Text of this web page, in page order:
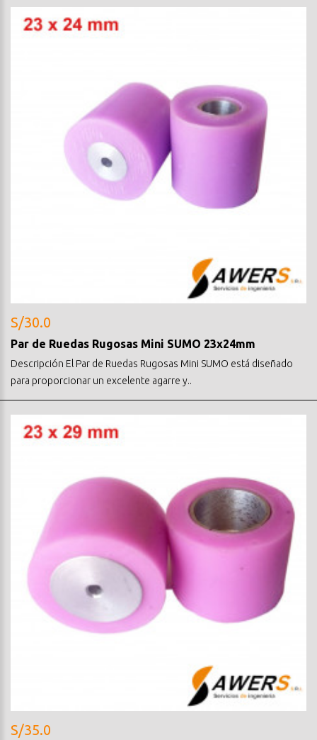
S/30.0
Par de Ruedas Rugosas Mini SUMO 23x24mm
Descripción El Par de Ruedas Rugosas Mini SUMO está diseñado
para proporcionar un excelente agarre y..
S/35.0